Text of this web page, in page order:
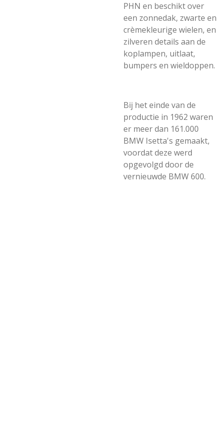
PHN en beschikt over
een zonnedak, zwarte en
crèmekleurige wielen, en
zilveren details aan de
koplampen, uitlaat,
bumpers en wieldoppen.
Bij het einde van de
productie in 1962 waren
er meer dan 161.000
BMW Isetta's gemaakt,
voordat deze werd
opgevolgd door de
vernieuwde BMW 600.